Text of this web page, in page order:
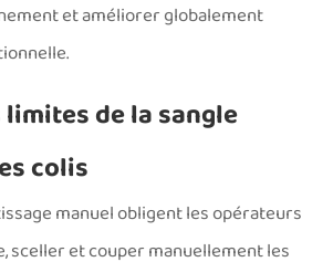
et améliorer globalement
de la sangle
colis
manuel obligent les opérateurs
sceller et couper manuellement les